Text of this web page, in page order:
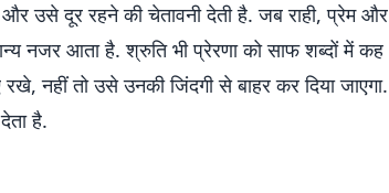
उसे दूर रहने की चेतावनी देती है. जब राही, प्रेम और
नजर आता है. श्रुति भी प्रेरणा को साफ शब्दों में कह
नहीं तो उसे उनकी जिंदगी से बाहर कर दिया जाएगा.
है.